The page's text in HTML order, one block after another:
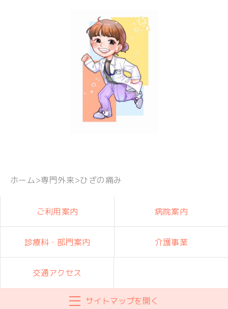
ホーム>専門外来>ひざの痛み
ご利用案内 病院案内
診療科・部門案内 介護事業
交通アクセス
サイトマップを開く